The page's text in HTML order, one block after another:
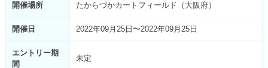
開催場所 たからづかカートフィールド（大阪府）
開催日 2022年09月25日〜2022年09月25日
エントリー期
間
未定